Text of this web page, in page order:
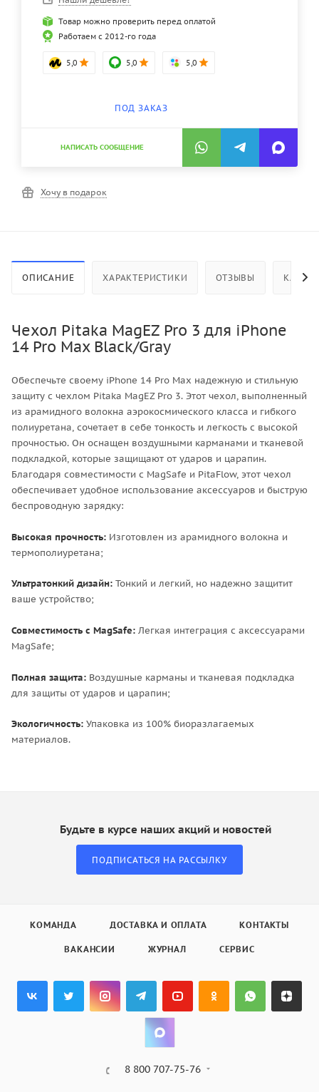
Товар можно проверить перед оплатой
Работаем с 2012-го года
5,0 5,0 5,0
ПОД ЗАКАЗ
НАПИСАТЬ СООБЩЕНИЕ
Хочу в подарок
ОПИСАНИЕ ХАРАКТЕРИСТИКИ ОТЗЫВЫ КАК
Чехол Pitaka MagEZ Pro 3 для iPhone
14 Pro Max Black/Gray
Обеспечьте своему iPhone 14 Pro Max надежную и стильную
защиту с чехлом Pitaka MagEZ Pro 3. Этот чехол, выполненный
из арамидного волокна аэрокосмического класса и гибкого
полиуретана, сочетает в себе тонкость и легкость с высокой
прочностью. Он оснащен воздушными карманами и тканевой
подкладкой, которые защищают от ударов и царапин.
Благодаря совместимости с MagSafe и PitaFlow, этот чехол
обеспечивает удобное использование аксессуаров и быструю
беспроводную зарядку:
Высокая прочность: Изготовлен из арамидного волокна и
термополиуретана;
Ультратонкий дизайн: Тонкий и легкий, но надежно защитит
ваше устройство;
Совместимость с MagSafe: Легкая интеграция с аксессуарами
MagSafe;
Полная защита: Воздушные карманы и тканевая подкладка
для защиты от ударов и царапин;
Экологичность: Упаковка из 100% биоразлагаемых
материалов.
Будьте в курсе наших акций и новостей
ПОДПИСАТЬСЯ НА РАССЫЛКУ
КОМАНДА ДОСТАВКА И ОПЛАТА КОНТАКТЫ
ВАКАНСИИ ЖУРНАЛ СЕРВИС
8 800 707-75-76